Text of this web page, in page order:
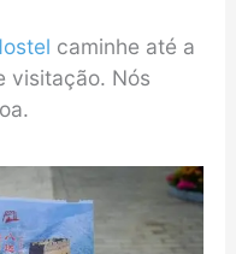
caminhe até a
visitação. Nós